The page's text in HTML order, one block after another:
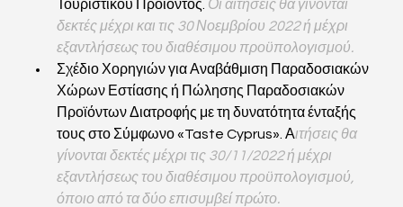
Τουριστικού Προϊόντος. Οι αιτήσεις θα γίνονται
δεκτές μέχρι και τις 30 Νοεμβρίου 2022 ή μέχρι
εξαντλήσεως του διαθέσιμου προϋπολογισμού.
Σχέδιο Χορηγιών για Αναβάθμιση Παραδοσιακών
Χώρων Εστίασης ή Πώλησης Παραδοσιακών
Προϊόντων Διατροφής με τη δυνατότητα ένταξής
τους στο Σύμφωνο «Taste Cyprus». Αιτήσεις θα
γίνονται δεκτές μέχρι τις 30/11/2022 ή μέχρι
εξαντλήσεως του διαθέσιμου προϋπολογισμού,
όποιο από τα δύο επισυμβεί πρώτο.